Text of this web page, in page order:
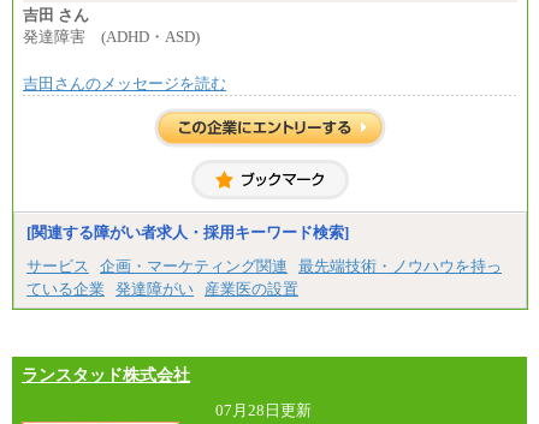
■その他職種共通
月給：25万3,400円～
※20時間を超過した場合は別途支給
中途：
(1)(2)月給：25万3400円～28万5900円
※20時間を超過した場合は別途支給
※試用期間中も給与に変更はございません
吉田 さん
発達障害 (ADHD・ASD)
吉田さんのメッセージを読む
[関連する障がい者求人・採用キーワード検索]
サービス
企画・マーケティング関連
最先端技術・ノウハウを持っ
ている企業
発達障がい 産業医の設置
ランスタッド株式会社
07月28日更新